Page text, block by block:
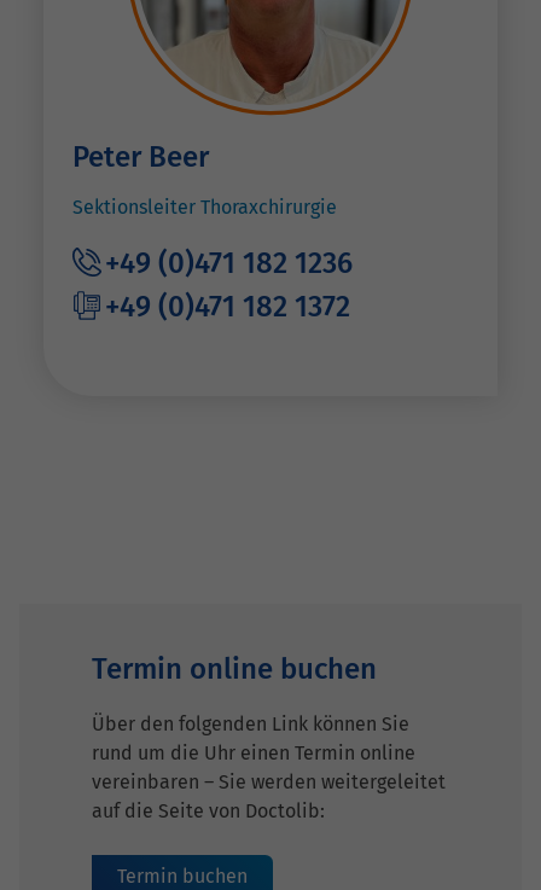
Peter Beer
Sektionsleiter Thoraxchirurgie
+49 (0)471 182 1236
+49 (0)471 182 1372
Termin online buchen
Über den folgenden Link können Sie
rund um die Uhr einen Termin online
vereinbaren – Sie werden weitergeleitet
auf die Seite von Doctolib:
Termin buchen